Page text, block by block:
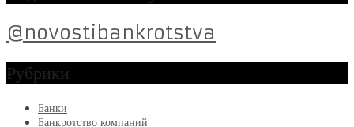
@novostibankrotstva
Рубрики
Банки
Банкротство компаний